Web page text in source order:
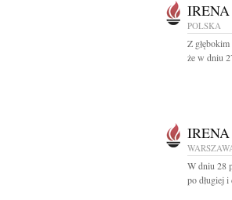
POLSKA
Z
że w dniu
W dniu 28
po długiej i